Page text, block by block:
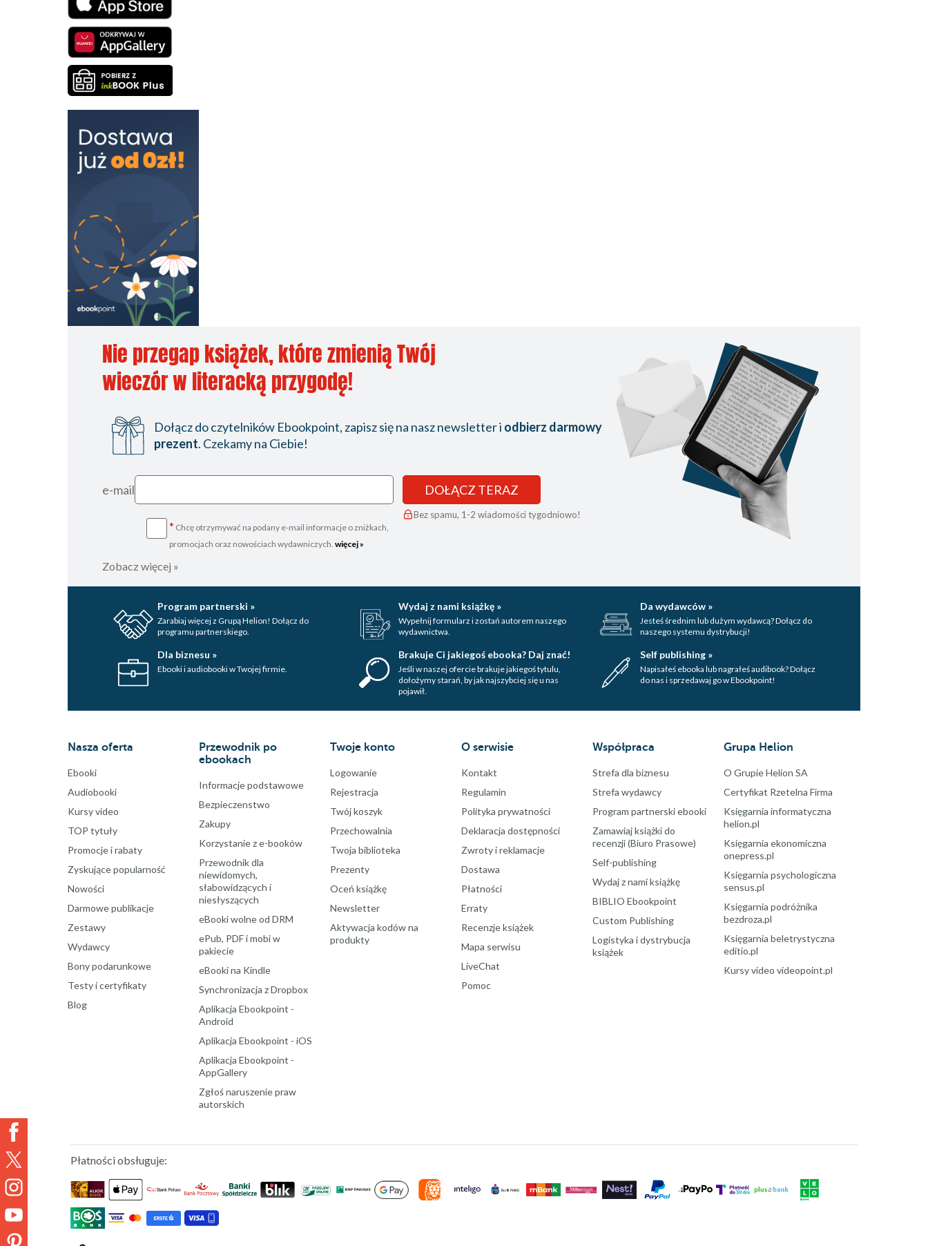
Nie przegap książek, które zmienią Twój
wieczór w literacką przygodę!
Dołącz do czytelników Ebookpoint, zapisz się na nasz newsletter i odbierz darmowy
prezent. Czekamy na Ciebie!
e-mail
* Chcę otrzymywać na podany e-mail informacje o zniżkach,
promocjach oraz nowościach wydawniczych. więcej »
DOŁĄCZ TERAZ
Bez spamu, 1-2 wiadomości tygodniowo!
Zobacz więcej »
Program partnerski »
Zarabiaj więcej z Grupą Helion! Dołącz do
programu partnerskiego.
Wydaj z nami książkę »
Wypełnij formularz i zostań autorem naszego
wydawnictwa.
Da wydawców »
Jesteś średnim lub dużym wydawcą? Dołącz do
naszego systemu dystrybucji!
Dla biznesu »
Ebooki i audiobooki w Twojej firmie.
Brakuje Ci jakiegoś ebooka? Daj znać!
Jeśli w naszej ofercie brakuje jakiegoś tytulu,
dołożymy starań, by jak najszybciej się u nas
pojawił.
Self publishing »
Napisałeś ebooka lub nagrałeś audibook? Dołącz
do nas i sprzedawaj go w Ebookpoint!
Nasza oferta
Ebooki
Audiobooki
Kursy video
TOP tytuły
Promocje i rabaty
Zyskujące popularność
Nowości
Darmowe publikacje
Zestawy
Wydawcy
Bony podarunkowe
Testy i certyfikaty
Blog
Przewodnik po
ebookach
Informacje podstawowe
Bezpieczenstwo
Zakupy
Korzystanie z e-booków
Przewodnik dla
niewidomych,
słabowidzących i
niesłyszących
eBooki wolne od DRM
ePub, PDF i mobi w
pakiecie
eBooki na Kindle
Synchronizacja z Dropbox
Aplikacja Ebookpoint -
Android
Aplikacja Ebookpoint - iOS
Aplikacja Ebookpoint -
AppGallery
Zgłoś naruszenie praw
autorskich
Twoje konto
Logowanie
Rejestracja
Twój koszyk
Przechowalnia
Twoja biblioteka
Prezenty
Oceń książkę
Newsletter
Aktywacja kodów na
produkty
O serwisie
Kontakt
Regulamin
Polityka prywatności
Deklaracja dostępności
Zwroty i reklamacje
Dostawa
Płatności
Erraty
Recenzje książek
Mapa serwisu
LiveChat
Pomoc
Współpraca
Strefa dla biznesu
Strefa wydawcy
Program partnerski ebooki
Zamawiaj książki do
recenzji (Biuro Prasowe)
Self-publishing
Wydaj z nami książkę
BIBLIO Ebookpoint
Custom Publishing
Logistyka i dystrybucja
książek
Grupa Helion
O Grupie Helion SA
Certyfikat Rzetelna Firma
Księgarnia informatyczna
helion.pl
Księgarnia ekonomiczna
onepress.pl
Księgarnia psychologiczna
sensus.pl
Księgarnia podróżnika
bezdroza.pl
Księgarnia beletrystyczna
editio.pl
Kursy video videopoint.pl
Płatności obsługuje: